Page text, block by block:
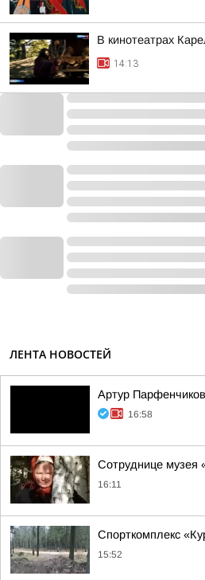
В кинотеатрах
14:13
ЛЕНТА НОВОСТЕЙ
Артур
16:58
Сотруднице музея
16:11
Спорткомплекс
15:52